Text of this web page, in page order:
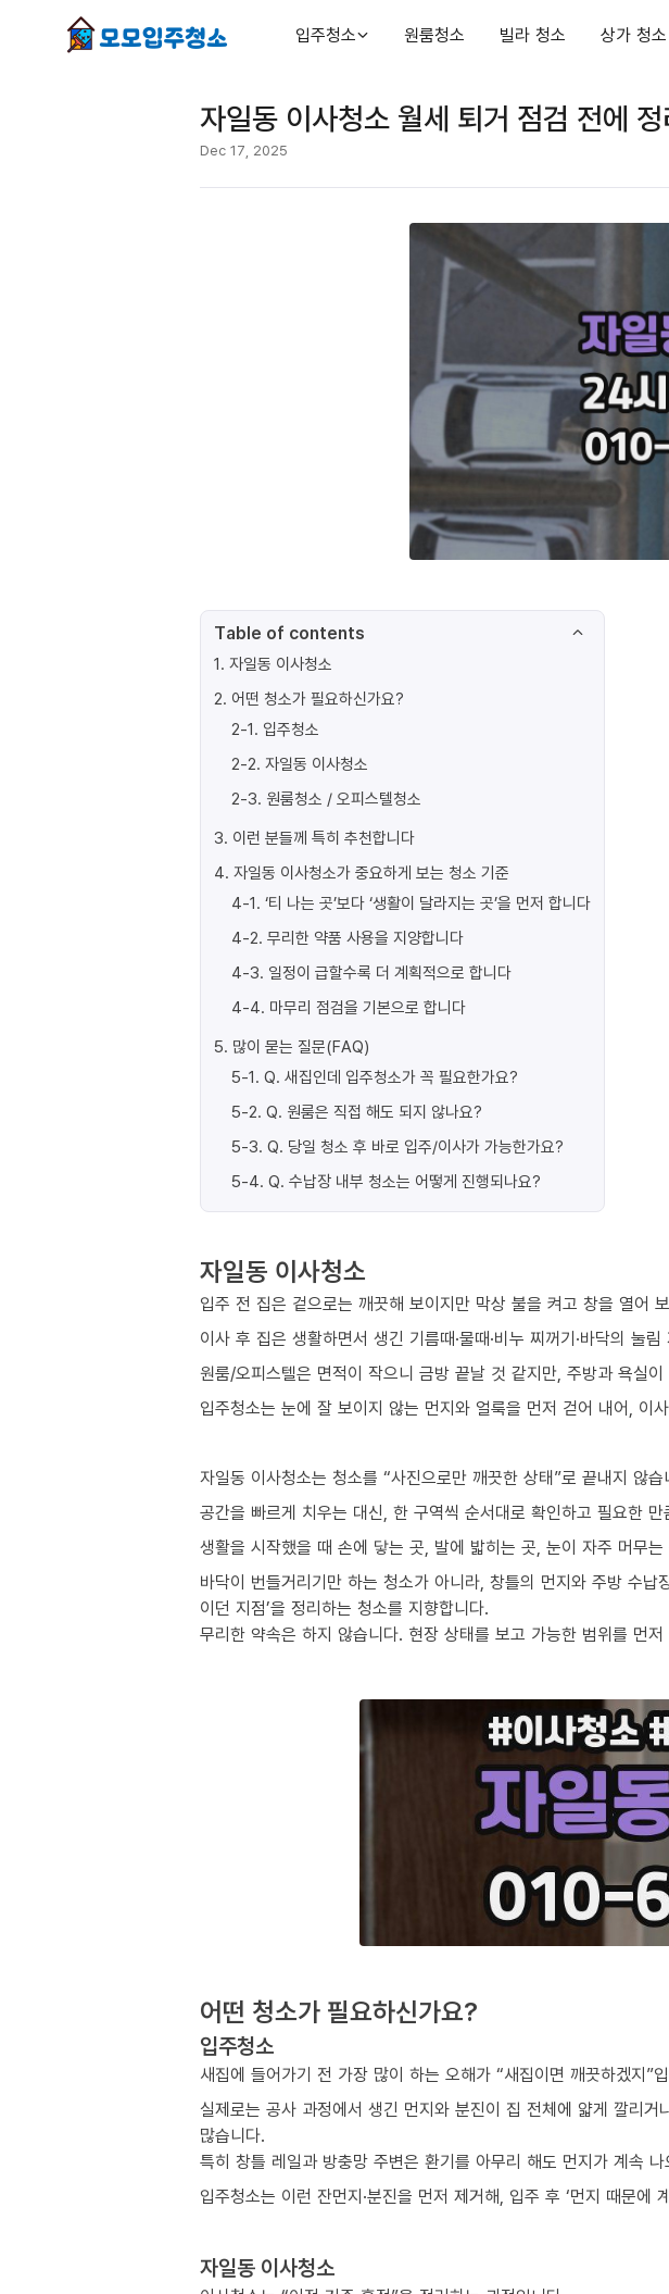
입주청소 원룸청소 빌라 청소 상가 청소
자일동 이사청소 월세 퇴거 점검 전에
Dec 17, 2025
Table of contents
1. 자일동 이사청소
2. 어떤 청소가 필요하신가요?
2-1. 입주청소
2-2. 자일동 이사청소
2-3. 원룸청소 / 오피스텔청소
3. 이런 분들께 특히 추천합니다
4. 자일동 이사청소가 중요하게 보는 청소 기준
4-1. ‘티 나는 곳’보다 ‘생활이 달라지는 곳’을 먼저 합니다
4-2. 무리한 약품 사용을 지양합니다
4-3. 일정이 급할수록 더 계획적으로 합니다
4-4. 마무리 점검을 기본으로 합니다
5. 많이 묻는 질문(FAQ)
5-1. Q. 새집인데 입주청소가 꼭 필요한가요?
5-2. Q. 원룸은 직접 해도 되지 않나요?
5-3. Q. 당일 청소 후 바로 입주/이사가 가능한가요?
5-4. Q. 수납장 내부 청소는 어떻게 진행되나요?
자일동 이사청소
입주 전 집은 겉으로는 깨끗해 보이지만 막상 불을 켜고 창을 열어
이사 후 집은 생활하면서 생긴 기름때·물때·비누 찌꺼기·바닥의 눌
원룸/오피스텔은 면적이 작으니 금방 끝날 것 같지만, 주방과 욕실
입주청소는 눈에 잘 보이지 않는 먼지와 얼룩을 먼저 걷어 내어, 이
자일동 이사청소는 청소를 “사진으로만 깨끗한 상태”로 끝내지 않습
공간을 빠르게 치우는 대신, 한 구역씩 순서대로 확인하고 필요한
생활을 시작했을 때 손에 닿는 곳, 발에 밟히는 곳, 눈이 자주 머무
바닥이 번들거리기만 하는 청소가 아니라, 창틀의 먼지와 주방 수
이던 지점’을 정리하는 청소를 지향합니다.
무리한 약속은 하지 않습니다. 현장 상태를 보고 가능한 범위를 먼
어떤 청소가 필요하신가요?
입주청소
새집에 들어가기 전 가장 많이 하는 오해가 “새집이면 깨끗하겠지”
실제로는 공사 과정에서 생긴 먼지와 분진이 집 전체에 얇게 깔리
많습니다.
특히 창틀 레일과 방충망 주변은 환기를 아무리 해도 먼지가 계속
입주청소는 이런 잔먼지·분진을 먼저 제거해, 입주 후 ‘먼지 때문에
자일동 이사청소